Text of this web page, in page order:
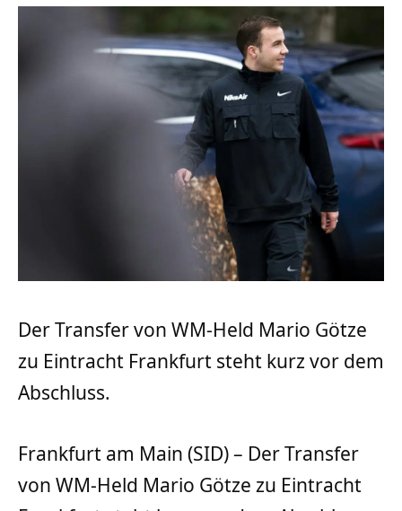
Der Transfer von WM-Held Mario Götze
zu Eintracht Frankfurt steht kurz vor dem
Abschluss.
Frankfurt am Main (SID) – Der Transfer
von WM-Held Mario Götze zu Eintracht